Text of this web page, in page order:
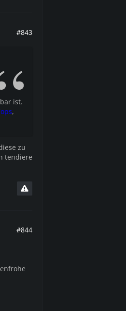
#843
ist.
,
zu
tendiere
#844